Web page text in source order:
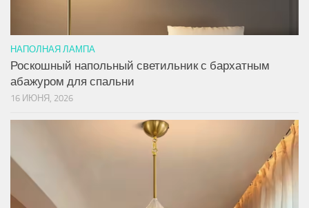
НАПОЛНАЯ ЛАМПА
Роскошный напольный светильник с бархатным
абажуром для спальни
16 ИЮНЯ, 2026